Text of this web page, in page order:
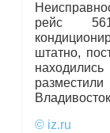
рейс
штатно,
© iz.ru